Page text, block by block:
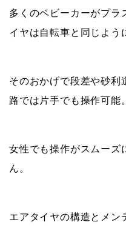
多くのベビーカーがプラ
イヤは自転車と同じよう
そのおかげで段差や砂利
路では片手でも操作可能。
女性でも操作がスムーズ
ん。
エアタイヤの構造とメン